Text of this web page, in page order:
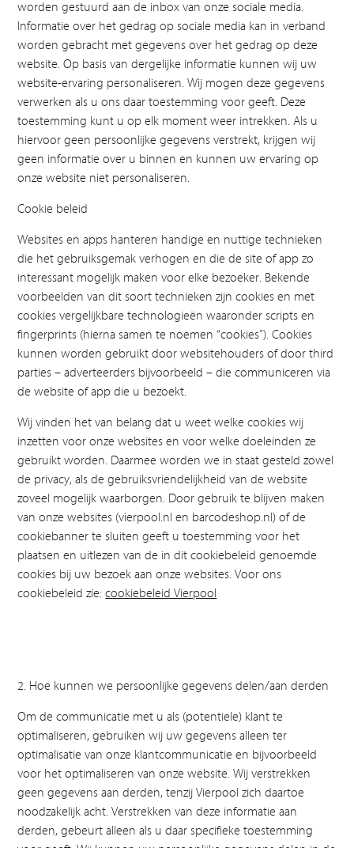
worden gestuurd aan de inbox van onze sociale media.
Informatie over het gedrag op sociale media kan in verband
worden gebracht met gegevens over het gedrag op deze
website. Op basis van dergelijke informatie kunnen wij uw
website-ervaring personaliseren. Wij mogen deze gegevens
verwerken als u ons daar toestemming voor geeft. Deze
toestemming kunt u op elk moment weer intrekken. Als u
hiervoor geen persoonlijke gegevens verstrekt, krijgen wij
geen informatie over u binnen en kunnen uw ervaring op
onze website niet personaliseren.
Cookie beleid
Websites en apps hanteren handige en nuttige technieken
die het gebruiksgemak verhogen en die de site of app zo
interessant mogelijk maken voor elke bezoeker. Bekende
voorbeelden van dit soort technieken zijn cookies en met
cookies vergelijkbare technologieën waaronder scripts en
fingerprints (hierna samen te noemen “cookies”). Cookies
kunnen worden gebruikt door websitehouders of door third
parties – adverteerders bijvoorbeeld – die communiceren via
de website of app die u bezoekt.
Wij vinden het van belang dat u weet welke cookies wij
inzetten voor onze websites en voor welke doeleinden ze
gebruikt worden. Daarmee worden we in staat gesteld zowel
de privacy, als de gebruiksvriendelijkheid van de website
zoveel mogelijk waarborgen. Door gebruik te blijven maken
van onze websites (vierpool.nl en barcodeshop.nl) of de
cookiebanner te sluiten geeft u toestemming voor het
plaatsen en uitlezen van de in dit cookiebeleid genoemde
cookies bij uw bezoek aan onze websites. Voor ons
cookiebeleid zie:cookiebeleid Vierpool
2. Hoe kunnen we persoonlijke gegevens delen/aan derden
Om de communicatie met u als (potentiele) klant te
optimaliseren, gebruiken wij uw gegevens alleen ter
optimalisatie van onze klantcommunicatie en bijvoorbeeld
voor het optimaliseren van onze website. Wij verstrekken
geen gegevens aan derden, tenzij Vierpool zich daartoe
noodzakelijk acht. Verstrekken van deze informatie aan
derden, gebeurt alleen als u daar specifieke toestemming